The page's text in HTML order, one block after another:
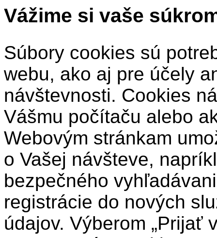
Vážime si vaše
Súbory cookies sú
webu, ako aj pre účely
návštevnosti. Cookies
Vášmu počítaču alebo
Webovým stránkam
o Vašej návšteve,
bezpečného
registrácie do nových
údajov. Výberom „Prijať